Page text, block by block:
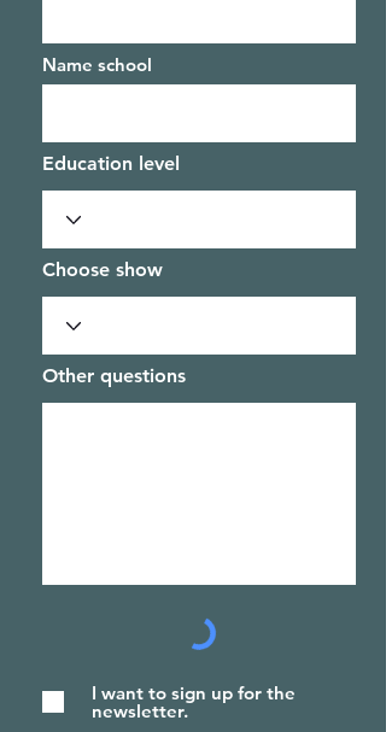
Name school
Education level
Choose show
Other questions
I want to sign up for the
newsletter.